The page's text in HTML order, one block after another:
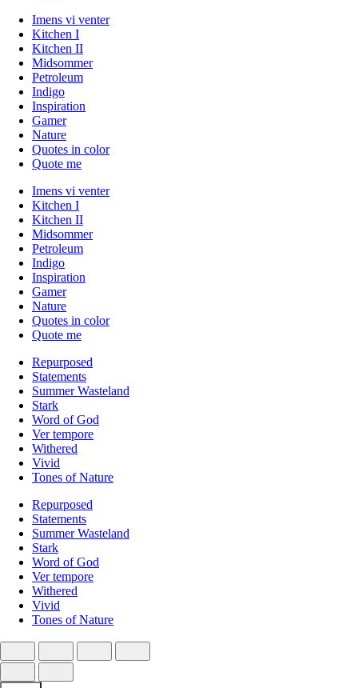
Imens vi venter
Kitchen I
Kitchen II
Midsommer
Petroleum
Indigo
Inspiration
Gamer
Nature
Quotes in color
Quote me
Imens vi venter
Kitchen I
Kitchen II
Midsommer
Petroleum
Indigo
Inspiration
Gamer
Nature
Quotes in color
Quote me
Repurposed
Statements
Summer Wasteland
Stark
Word of God
Ver tempore
Withered
Vivid
Tones of Nature
Repurposed
Statements
Summer Wasteland
Stark
Word of God
Ver tempore
Withered
Vivid
Tones of Nature